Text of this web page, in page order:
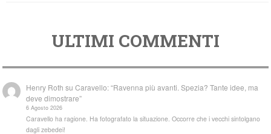
ULTIMI COMMENTI
Henry Roth suCaravello: “Ravenna più avanti. Spezia? Tante idee, ma
deve dimostrare”
6 Agosto 2026
Caravello ha ragione. Ha fotografato la situazione. Occorre che i vecchi sintolgano
dagli zebedei!